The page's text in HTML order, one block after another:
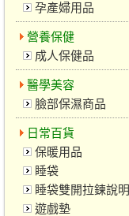
孕產婦用品
營養保健
成人保健品
醫學美容
臉部保濕商品
日常百貨
保暖用品
睡袋
睡袋雙開拉鍊說明
遊戲墊